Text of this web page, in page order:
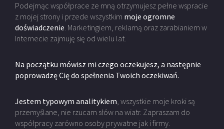
Podejmąc współprace ze mną otrzymujesz pełne wspracie
z mojej strony i przede wszystkim moje ogromne
doświadczenie. Marketingiem, reklamą oraz zarabianiem w
Internecie zajmuję się od wielu lat.
Na początku mówisz mi czego oczekujesz, a następnie
poprowadzę Cię do spełnenia Twoich oczekiwań.
Jestem typowym analitykiem, wszystkie moje kroki są
przemyślane, nie rzucam słów na wiatr. Zapraszam do
współpracy zarówno osoby prywatne jak i firmy.